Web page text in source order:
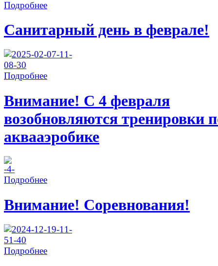
Подробнее
Санитарный день в феврале!
Подробнее
Внимание! С 4 февраля
возобновляются тренировки
аквааэробике
Подробнее
Внимание! Соревнования!
Подробнее